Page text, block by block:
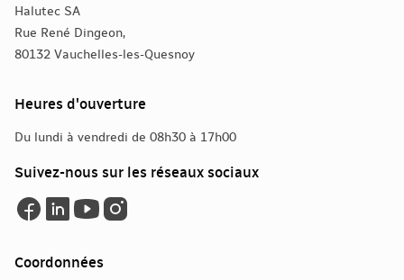
Halutec SA
Rue René Dingeon,
80132 Vauchelles-les-Quesnoy
Heures d'ouverture
Du lundi à vendredi de 08h30 à 17h00
Suivez-nous sur les réseaux sociaux
Coordonnées